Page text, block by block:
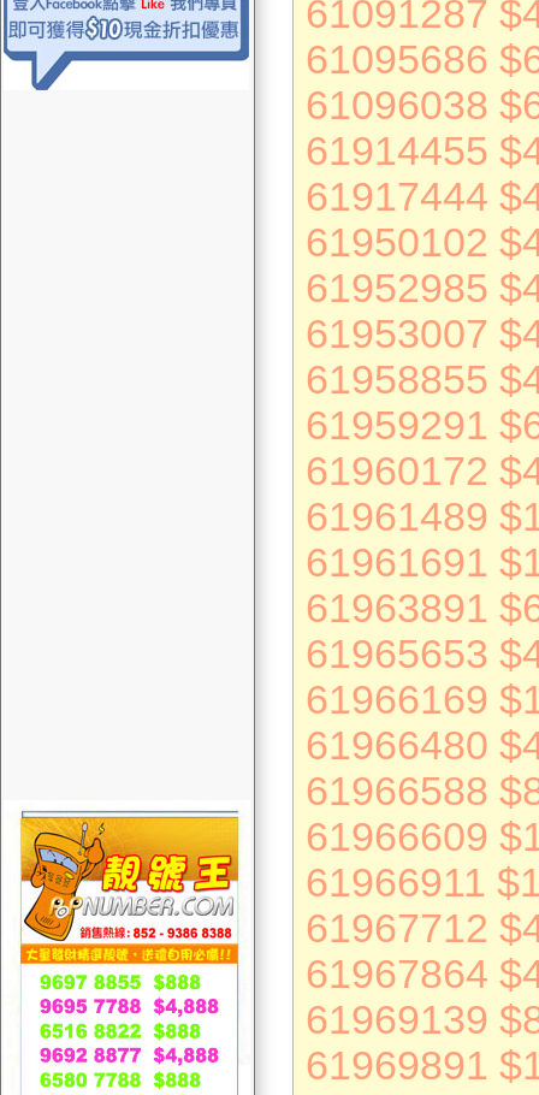
61091287
61095686
61096038
61914455
61917444
61950102
61952985
61953007
61958855
61959291
61960172
61961489
61961691
61963891
61965653
61966169
61966480
61966588
61966609
61966911
61967712
61967864
61969139
61969891